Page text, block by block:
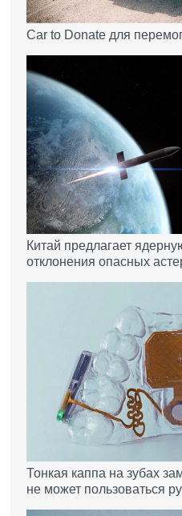
Car to Donate для
Китай предлагает
отклонения опасных
Тонкая каппа на зубах
не может пользоваться